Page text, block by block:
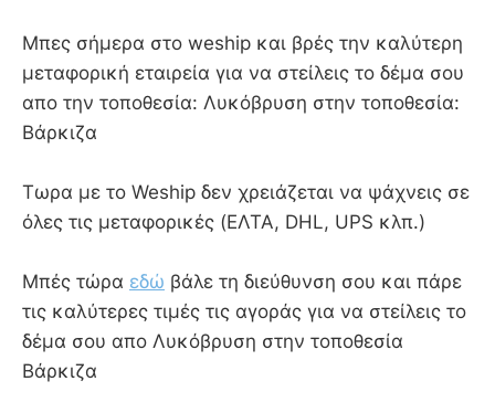
Mπες σήμερα στο weship και βρές την καλύτερη
μεταφορική εταιρεία για να στείλεις το δέμα σου
απο την τοποθεσία: Λυκόβρυση στην τοποθεσία:
Βάρκιζα
Τωρα με το Weship δεν χρειάζεται να ψάχνεις σε
όλες τις μεταφορικές (ΕΛΤΑ, DHL, UPS κλπ.)
Μπές τώρα εδώ βάλε τη διεύθυνση σου και πάρε
τις καλύτερες τιμές τις αγοράς για να στείλεις το
δέμα σου απο Λυκόβρυση στην τοποθεσία
Βάρκιζα